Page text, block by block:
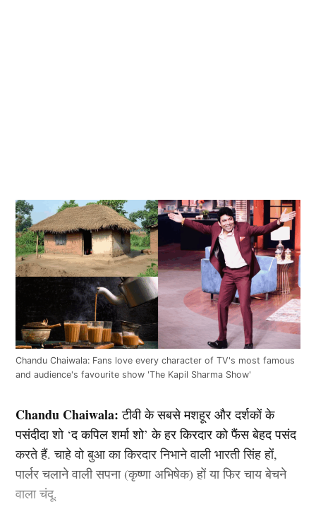
Chandu Chaiwala: Fans love every character of TV's most famous
and audience's favourite show 'The Kapil Sharma Show'
Chandu Chaiwala: टीवी के सबसे मशहूर और दर्शकों के
पसंदीदा शो ‘द कपिल शर्मा शो’ के हर किरदार को फैंस बेहद पसंद
करते हैं. चाहे वो बुआ का किरदार निभाने वाली भारती सिंह हों,
पार्लर चलाने वाली सपना (कृष्णा अभिषेक) हों या फिर चाय बेचने
वाला चंदू.